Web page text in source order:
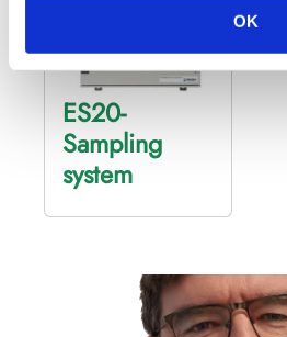
OK
ES20-
Sampling
system